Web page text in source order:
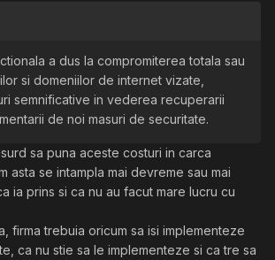
a dus la compromiterea totala sau
si domeniilor de internet vizate,
semnificative in vederea recuperarii
de noi masuri de securitate.
sa puna aceste costuri in carca
asta se intampla mai devreme sau mai
ia prins si ca nu au facut mare lucru cu
firma trebuia oricum sa isi implementeze
ca nu stie sa le implementeze si ca tre sa